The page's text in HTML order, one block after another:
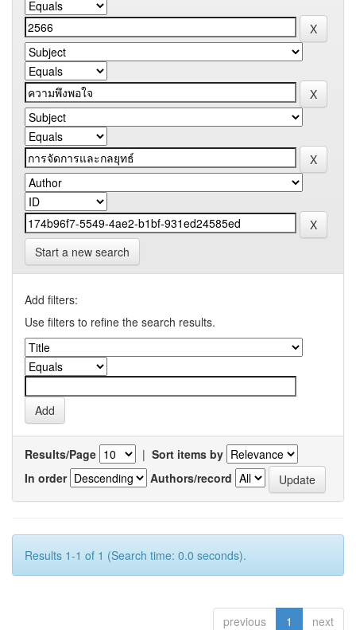
Start a new search
Add filters:
Use filters to refine the search results.
Results/Page | Sort items by
In order
Authors/record
Results 1-1 of 1 (Search time: 0.0 seconds).
previous 1 next